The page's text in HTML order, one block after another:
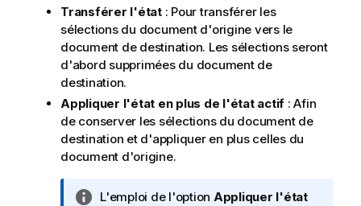
i
o
n
s
Transférer l'état: Pour transférer les
sélections du document d'origine vers le
document de destination. Les sélections seront
d'abord supprimées du document de
destination.
Appliquer l'état en plus de l'état actif : Afin
de conserver les sélections du document de
destination et d'appliquer en plus celles du
document d'origine.
N
L'emploi de l'option Appliquer l'état